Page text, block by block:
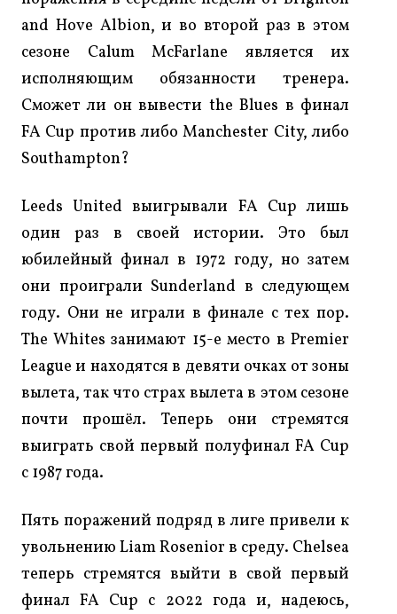
and Hove Albion, и во второй раз в этом
сезоне Calum McFarlane является их
исполняющим обязанности тренера.
Сможет ли он вывести the Blues в финал
FA Cup против либо Manchester City, либо
Southampton?
Leeds United выигрывали FA Cup лишь
один раз в своей истории. Это был
юбилейный финал в 1972 году, но затем
они проиграли Sunderland в следующем
году. Они не играли в финале с тех пор.
The Whites занимают 15-е место в Premier
League и находятся в девяти очках от зоны
вылета, так что страх вылета в этом сезоне
почти прошёл. Теперь они стремятся
выиграть свой первый полуфинал FA Cup
с 1987 года.
Пять поражений подряд в лиге привели к
увольнению Liam Rosenior в среду. Chelsea
теперь стремятся выйти в свой первый
финал FA Cup с 2022 года и, надеюсь,